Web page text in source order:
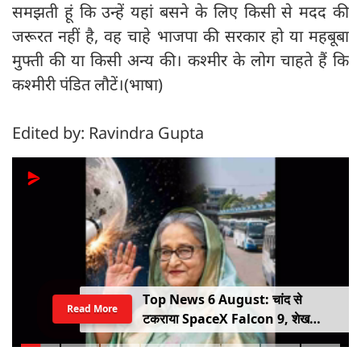
समझती हूं कि उन्हें यहां बसने के लिए किसी से मदद की
जरूरत नहीं है, वह चाहे भाजपा की सरकार हो या महबूबा
मुफ्ती की या किसी अन्य की। कश्मीर के लोग चाहते हैं कि
कश्मीरी पंडित लौटें।(भाषा)
Edited by: Ravindra Gupta
Top News 6 August: चांद से
टकराया SpaceX Falcon 9, शेख
हसीना की घर वापसी का ऐलान, MP में बस
Read More